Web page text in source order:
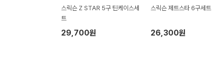
스릭슨 Z STAR 5구 틴케이스세
트
29,700원
스릭슨 제트스타 6구세트
26,300원